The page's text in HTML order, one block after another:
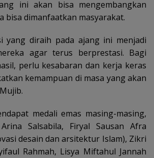
ini akan bisa mengembangkan
bisa dimanfaatkan masyarakat.
yang diraih pada ajang ini menjadi
agar terus berprestasi. Bagi
perlu kesabaran dan kerja keras
kemampuan di masa yang akan
medali emas masing-masing,
Salsabila, Firyal Sausan Afra
desain dan arsitektur Islam), Zikri
Rahmah, Lisya Miftahul Jannah